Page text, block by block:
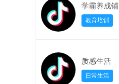
学霸养成铺
教育培训
质感生活
日常生活